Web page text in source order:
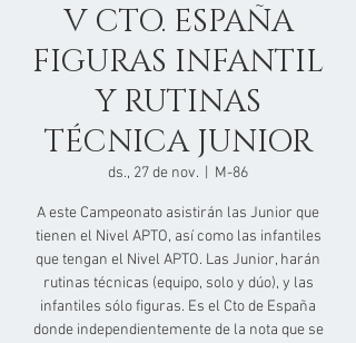
V CTO. ESPAÑA
FIGURAS INFANTIL
Y RUTINAS
TÉCNICA JUNIOR
ds., 27 de nov. M-86
A este Campeonato asistirán las Junior que
tienen el Nivel APTO, así como las infantiles
que tengan el Nivel APTO. Las Junior, harán
rutinas técnicas (equipo, solo y dúo), y las
infantiles sólo figuras. Es el Cto de España
donde independientemente de la nota que se